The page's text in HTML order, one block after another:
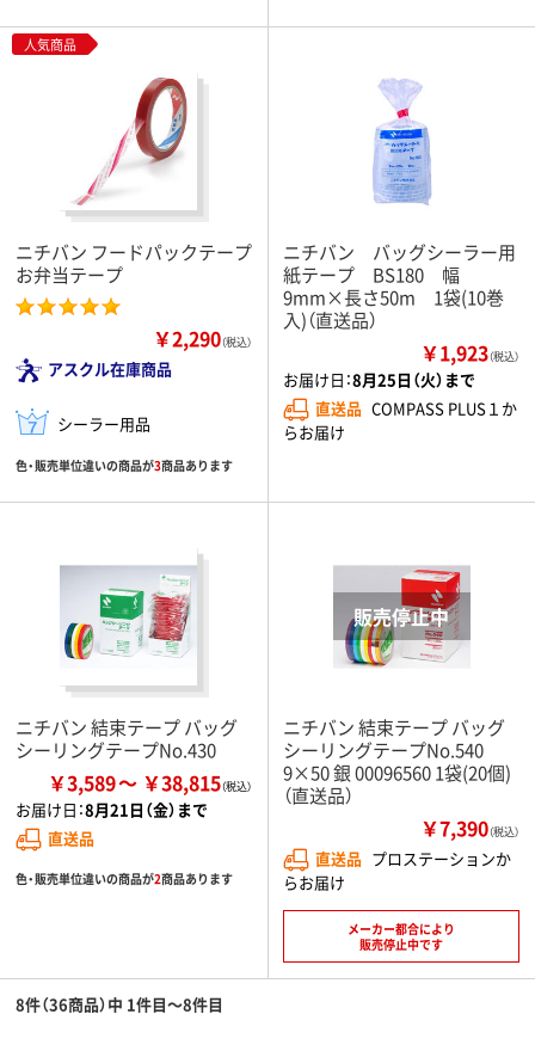
人気商品
ニチバン フードパックテープ
お弁当テープ
￥2,290（税込）
アスクル在庫商品
シーラー用品
色・販売単位違いの商品が3商品あります
ニチバン バッグシーラー用
紙テープ BS180 幅
9mm×長さ50m 1袋(10巻
入)（直送品）
￥1,923（税込）
お届け日：8月25日（火）まで
直送品 COMPASS PLUS１か
らお届け
ニチバン 結束テープ バッグ
シーリングテープNo.430
￥3,589 ￥38,815
お届け日：8月21日（金）まで
直送品
色・販売単位違いの商品が2商品あります
ニチバン 結束テープ バッグ
シーリングテープNo.540
9×50 銀 00096560 1袋(20個)
（直送品）
￥7,390（税込）
直送品 プロステーションか
らお届け
メーカー都合により
販売停止中です
8件（36商品）中 1件目～8件目